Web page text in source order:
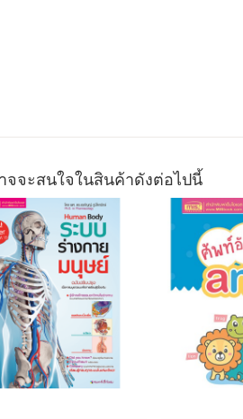
จะสนใจในสินค้าดังต่อไปนี้